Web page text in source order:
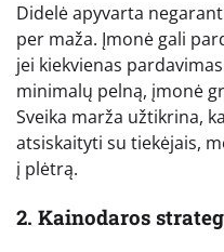
Didelė apyvarta
per maža. Įmonė gali
jei kiekvienas
minimalų pelną, įmonė
Sveika marža užtikrina,
atsiskaityti su tiekėjais,
į plėtrą.
2. Kainodaros